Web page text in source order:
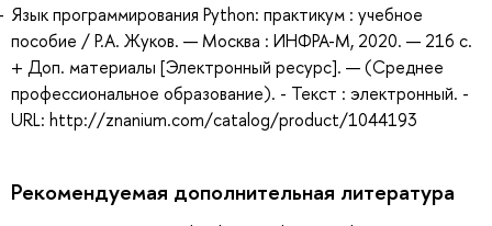
Язык программирования Python: практикум : учебное
пособие / Р.А. Жуков. — Москва : ИНФРА-М, 2020. — 216 с.
+ Доп. материалы [Электронный ресурс]. — (Среднее
профессиональное образование). - Текст : электронный. -
URL: http://znanium.com/catalog/product/1044193
Рекомендуемая дополнительная литература